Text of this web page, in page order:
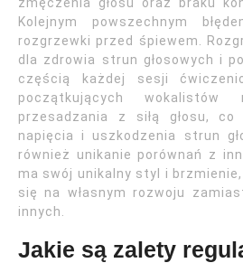
Kolejnym powszechnym
rozgrzewki przed śpiewem.
dla zdrowia strun głosowych i
częścią każdej sesji
początkujących
przesadzania z siłą głosu,
napięcia i uszkodzenia strun
również unikanie porównań z
ma swój unikalny styl i
się na własnym rozwoju
innych.
Jakie są zalety